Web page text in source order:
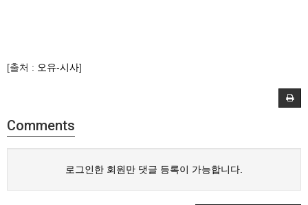
[출처 : 오유-시사]
Comments
로그인한 회원만 댓글 등록이 가능합니다.